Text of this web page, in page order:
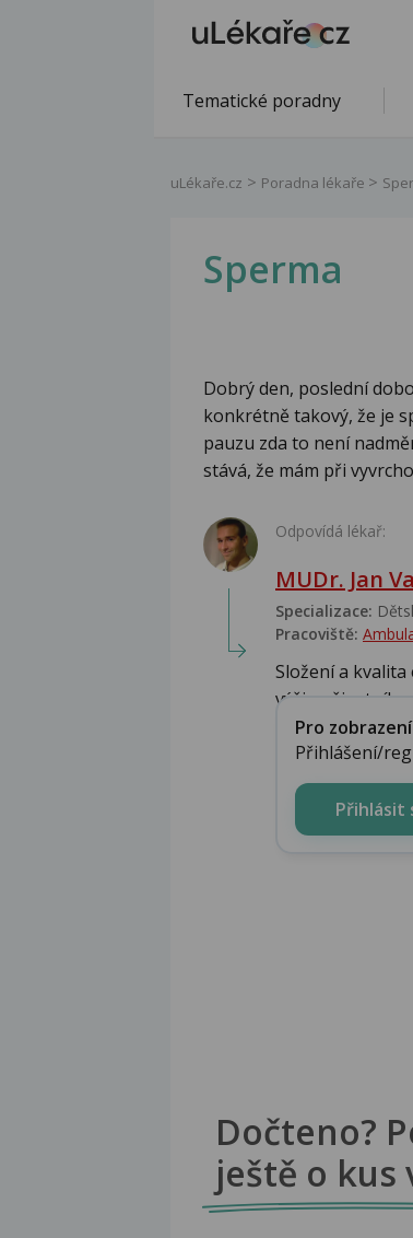
Tematické poradny
uLékaře.cz Poradna lékaře
Sperma
Dobrý den, poslední
konkrétně takový, že je
pauzu zda to není
stává, že mám při
Odpovídá lékař:
MUDr. Jan
Specializace:
Pracoviště:
Složení a
výživy, životního
Pro
Přihlášení/
Přihlásit
Dočteno?
ještě o kus